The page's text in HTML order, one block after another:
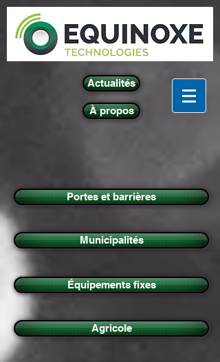
À propos
Actualités
Municipalités
Équipements fixes
Agricole
Portes et barrières